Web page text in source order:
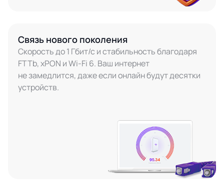
Связь нового поколения
Скорость до 1 Гбит/с и стабильность благодаря
FTTb, xPON и Wi-Fi 6. Ваш интернет
не замедлится, даже если онлайн будут десятки
устройств.